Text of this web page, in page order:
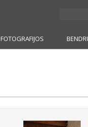
FOTOGRAFIJOS